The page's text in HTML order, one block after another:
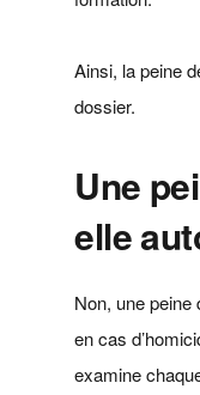
Ainsi, la peine
dossier.
Une
elle
Non, une peine
en cas
examine